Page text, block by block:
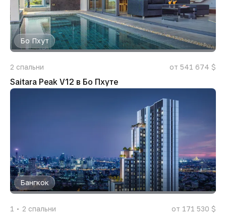
Бо Пхут
2 спальни от 541 674 $
Saitara Peak V12 в Бо Пхуте
Бангкок
1 2 спальни от 171 530 $